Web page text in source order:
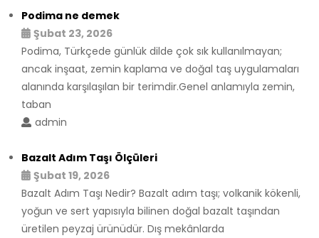
Podima ne demek
Şubat 23, 2026
Podima, Türkçede günlük dilde çok sık kullanılmayan;
ancak inşaat, zemin kaplama ve doğal taş uygulamaları
alanında karşılaşılan bir terimdir.Genel anlamıyla zemin,
taban
admin
Bazalt Adım Taşı Ölçüleri
Şubat 19, 2026
Bazalt Adım Taşı Nedir? Bazalt adım taşı; volkanik kökenli,
yoğun ve sert yapısıyla bilinen doğal bazalt taşından
üretilen peyzaj ürünüdür. Dış mekânlarda